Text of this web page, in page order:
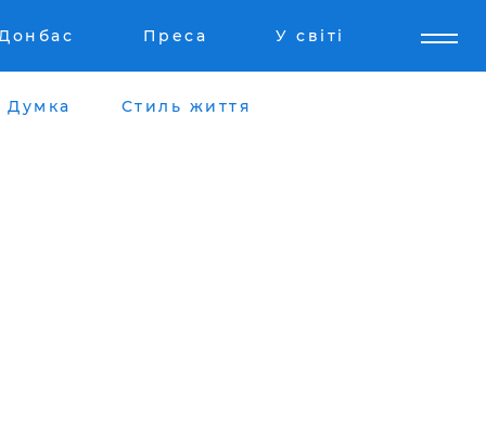
Преса У світі
Думка Стиль життя